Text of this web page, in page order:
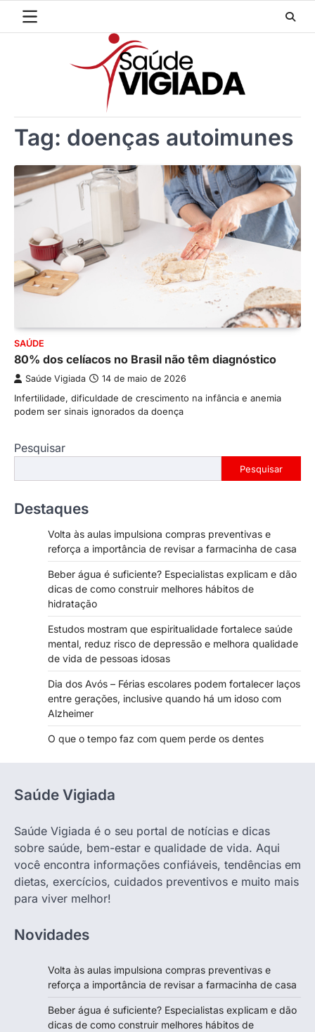
Tag: doenças autoimunes
SAÚDE
80% dos celíacos no Brasil não têm diagnóstico
Saúde Vigiada 14 de maio de 2026
Infertilidade, dificuldade de crescimento na infância e anemia
podem ser sinais ignorados da doença
Pesquisar
Pesquisar
Destaques
Volta às aulas impulsiona compras preventivas e
reforça a importância de revisar a farmacinha de casa
Beber água é suficiente? Especialistas explicam e dão
dicas de como construir melhores hábitos de
hidratação
Estudos mostram que espiritualidade fortalece saúde
mental, reduz risco de depressão e melhora qualidade
de vida de pessoas idosas
Dia dos Avós – Férias escolares podem fortalecer laços
entre gerações, inclusive quando há um idoso com
Alzheimer
O que o tempo faz com quem perde os dentes
Saúde Vigiada
Saúde Vigiada é o seu portal de notícias e dicas
sobre saúde, bem-estar e qualidade de vida. Aqui
você encontra informações confiáveis, tendências em
dietas, exercícios, cuidados preventivos e muito mais
para viver melhor!
Novidades
Volta às aulas impulsiona compras preventivas e
reforça a importância de revisar a farmacinha de casa
Beber água é suficiente? Especialistas explicam e dão
dicas de como construir melhores hábitos de